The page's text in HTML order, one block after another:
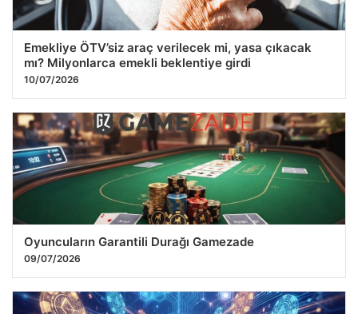
Emekliye ÖTV’siz araç verilecek mi, yasa çıkacak
mı? Milyonlarca emekli beklentiye girdi
10/07/2026
Oyuncuların Garantili Durağı Gamezade
09/07/2026